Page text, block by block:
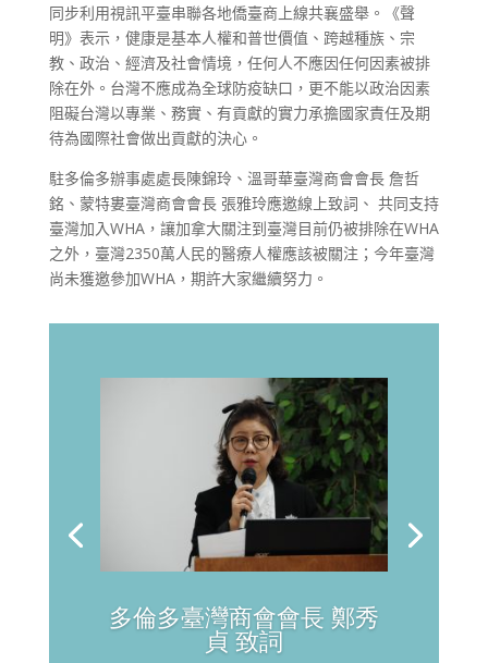
同步利用視訊平臺串聯各地僑臺商上線共襄盛舉。
《聲
明》表示，健康是基本人權和普世價值、跨越種族、宗
教、政治、經濟及社會情境，任何人不應因任何因素被排
除在外。台灣不應成為全球防疫缺口，更不能以政治因素
阻礙台灣以專業、務實、有貢獻的實力承擔國家責任及期
待為國際社會做出貢獻的決心。
駐多倫多辦事處處長陳錦玲、溫哥華臺灣商會會長 詹哲
銘、蒙特婁臺灣商會會長 張雅玲應邀線上致詞 、 共同支持
臺灣加入WHA，讓加拿大關注到臺灣目前仍被排除在WHA
之外，臺灣2350萬人民的醫療人權應該被關注；今年臺灣
尚未獲邀參加WHA，期許大家繼續努力。
多倫多臺灣商會會長 鄭秀
貞 致詞